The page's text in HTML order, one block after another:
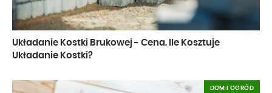
Układanie Kostki Brukowej - Cena. Ile Kosztuje
Układanie Kostki?
DOM I OGRÓD